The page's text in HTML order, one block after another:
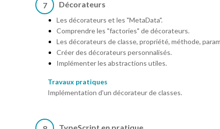
7 Décorateurs
Les décorateurs et les "MetaData".
Comprendre les "factories" de décorateurs.
Les décorateurs de classe, propriété, méthode,
Créer des décorateurs personnalisés.
Implémenter les abstractions utiles.
Travaux pratiques
Implémentation d'un décorateur de classes.